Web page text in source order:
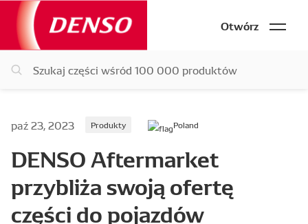
Otwórz
paź 23, 2023 Produkty Poland
DENSO Aftermarket
przybliża swoją ofertę
części do pojazdów